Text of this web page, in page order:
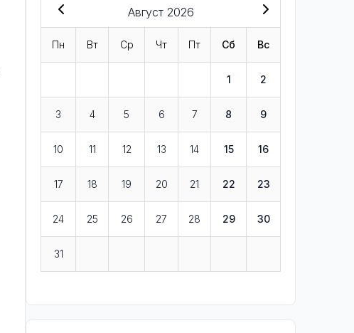
Август 2026
Пн Вт Ср Чт Пт Сб Вс
1 2
3 4 5 6 7 8 9
10 11 12 13 14 15 16
17 18 19 20 21 22 23
24 25 26 27 28 29 30
31